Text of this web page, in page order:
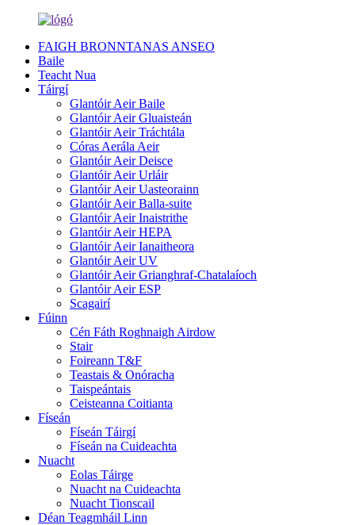
FAIGH BRONNTANAS ANSEO
Baile
Teacht Nua
Táirgí
Glantóir Aeir Baile
Glantóir Aeir Gluaisteán
Glantóir Aeir Tráchtála
Córas Aerála Aeir
Glantóir Aeir Deisce
Glantóir Aeir Urláir
Glantóir Aeir Uasteorainn
Glantóir Aeir Balla-suite
Glantóir Aeir Inaistrithe
Glantóir Aeir HEPA
Glantóir Aeir Ianaitheora
Glantóir Aeir UV
Glantóir Aeir Grianghraf-Chatalaíoch
Glantóir Aeir ESP
Scagairí
Fúinn
Cén Fáth Roghnaigh Airdow
Stair
Foireann T&F
Teastais & Onóracha
Taispeántais
Ceisteanna Coitianta
Físeán
Físeán Táirgí
Físeán na Cuideachta
Nuacht
Eolas Táirge
Nuacht na Cuideachta
Nuacht Tionscail
Déan Teagmháil Linn